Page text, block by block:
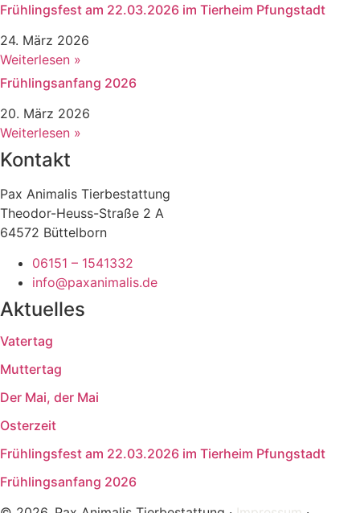
Frühlingsfest am 22.03.2026 im Tierheim Pfungstadt
24. März 2026
Weiterlesen »
Frühlingsanfang 2026
20. März 2026
Weiterlesen »
Kontakt
Pax Animalis Tierbestattung
Theodor-Heuss-Straße 2 A
64572 Büttelborn
06151 – 1541332
info@paxanimalis.de
Aktuelles
Vatertag
Muttertag
Der Mai, der Mai
Osterzeit
Frühlingsfest am 22.03.2026 im Tierheim Pfungstadt
Frühlingsanfang 2026